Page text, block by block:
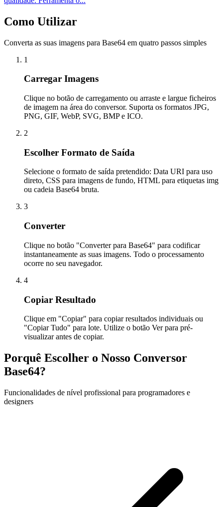
Como Utilizar
Converta as suas imagens para Base64 em quatro passos simples
1
Carregar Imagens
Clique no botão de carregamento ou arraste e largue ficheiros
de imagem na área do conversor. Suporta os formatos JPG,
PNG, GIF, WebP, SVG, BMP e ICO.
2
Escolher Formato de Saída
Selecione o formato de saída pretendido: Data URI para uso
direto, CSS para imagens de fundo, HTML para etiquetas img
ou cadeia Base64 bruta.
3
Converter
Clique no botão "Converter para Base64" para codificar
instantaneamente as suas imagens. Todo o processamento
ocorre no seu navegador.
4
Copiar Resultado
Clique em "Copiar" para copiar resultados individuais ou
"Copiar Tudo" para lote. Utilize o botão Ver para pré-
visualizar antes de copiar.
Porquê Escolher o Nosso Conversor
Base64?
Funcionalidades de nível profissional para programadores e
designers